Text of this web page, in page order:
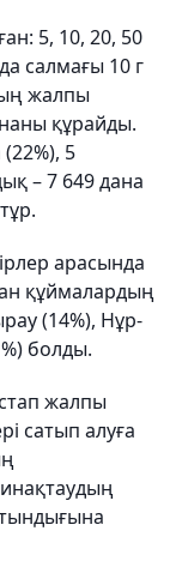
5, 10, 20, 50
салмағы 10 г
жалпы
құрайды.
5
– 7 649 дана
арасында
құймалардың
(14%), Нұр-
болды.
жалпы
сатып алуға